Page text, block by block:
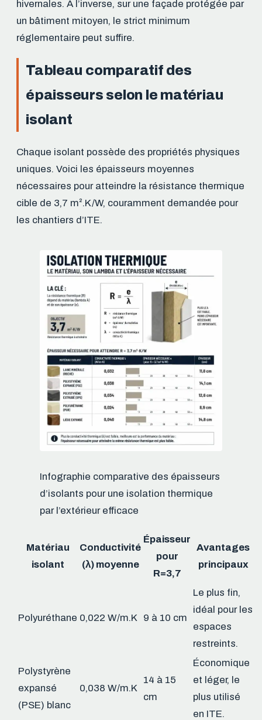
hivernales. À l’inverse, sur une façade protégée par
un bâtiment mitoyen, le strict minimum
réglementaire peut suffire.
Tableau comparatif des
épaisseurs selon le matériau
isolant
Chaque isolant possède des propriétés physiques
uniques. Voici les épaisseurs moyennes
nécessaires pour atteindre la résistance thermique
cible de 3,7 m².K/W, couramment demandée pour
les chantiers d’ITE.
Infographie comparative des épaisseurs
d’isolants pour une isolation thermique
par l’extérieur efficace
Matériau
isolant
Conductivité
(λ) moyenne
Épaisseur
pour
R=3,7
Avantages
principaux
Polyuréthane 0,022 W/m.K 9 à 10 cm
Le plus fin,
idéal pour les
espaces
restreints.
Polystyrène
expansé
(PSE) blanc
0,038 W/m.K
14 à 15
cm
Économique
et léger, le
plus utilisé
en ITE.